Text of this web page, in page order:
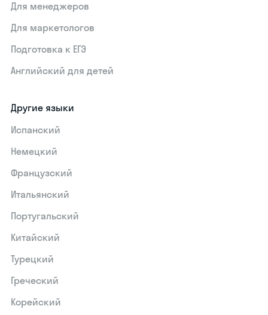
Для менеджеров
Для маркетологов
Подготовка к ЕГЭ
Английский для детей
Другие языки
Испанский
Немецкий
Французский
Итальянский
Португальский
Китайский
Турецкий
Греческий
Корейский